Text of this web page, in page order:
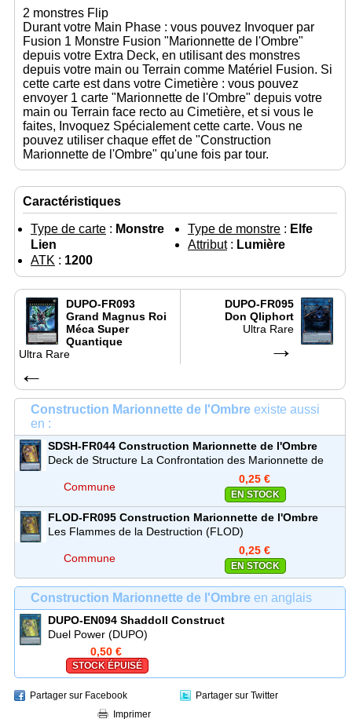
2 monstres Flip
Durant votre Main Phase : vous pouvez Invoquer par
Fusion 1 Monstre Fusion "Marionnette de l'Ombre"
depuis votre Extra Deck, en utilisant des monstres
depuis votre main ou Terrain comme Matériel Fusion. Si
cette carte est dans votre Cimetière : vous pouvez
envoyer 1 carte "Marionnette de l'Ombre" depuis votre
main ou Terrain face recto au Cimetière, et si vous le
faites, Invoquez Spécialement cette carte. Vous ne
pouvez utiliser chaque effet de "Construction
Marionnette de l'Ombre" qu'une fois par tour.
Caractéristiques
Type de carte : Monstre
Lien
Type de monstre : Elfe
Attribut: Lumière
ATK : 1200
DUPO-FR093
Grand Magnus Roi
Méca Super
Quantique
Ultra Rare
←
DUPO-FR095
Don Qliphort
Ultra Rare
→
Construction Marionnette de l'Ombre existe aussi
en :
SDSH-FR044 Construction Marionnette de l'Ombre
Commune
Deck de Structure La Confrontation des Marionnette de
Commune
0,25 €
EN STOCK
FLOD-FR095 Construction Marionnette de l'Ombre
Commune
Les Flammes de la Destruction (FLOD)
Commune
0,25 €
EN STOCK
Construction Marionnette de l'Ombre en anglais
DUPO-EN094 Shaddoll Construct
Duel Power (DUPO)
0,50 €
STOCK ÉPUISÉ
Partager sur Facebook
Partager sur Twitter
Imprimer